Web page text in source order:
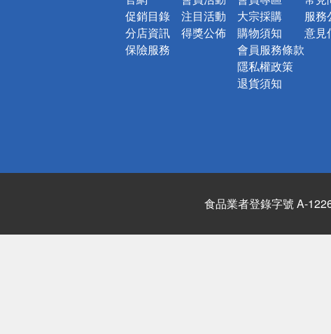
促銷目錄
分店資訊
保險服務
注目活動
得獎公佈
大宗採購
購物須知
會員服務條款
隱私權政策
退貨須知
服務
意見
食品業者登錄字號 A-